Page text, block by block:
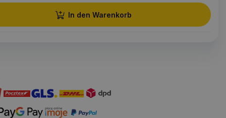
In den Warenkorb